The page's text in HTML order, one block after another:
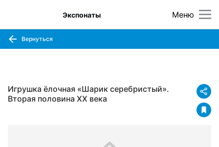
Меню
Экспонаты
Вернуться
Игрушка ёлочная «Шарик серебристый».
Вторая половина XX века